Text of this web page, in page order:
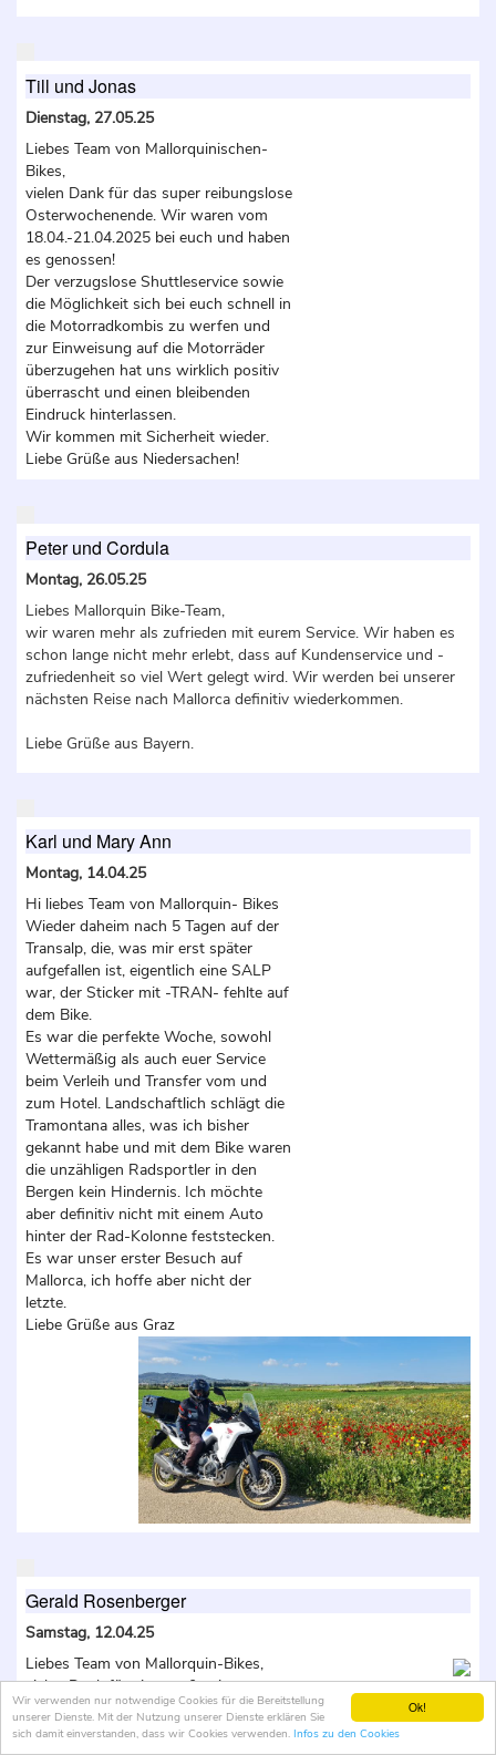
Ok!
Wir verwenden nur notwendige Cookies für die Bereitstellung
unserer Dienste. Mit der Nutzung unserer Dienste erklären Sie
sich damit einverstanden, dass wir Cookies verwenden. Infos zu den Cookies
Till und Jonas
Dienstag, 27.05.25
Liebes Team von Mallorquinischen-
Bikes,
vielen Dank für das super reibungslose
Osterwochenende. Wir waren vom
18.04.-21.04.2025 bei euch und haben
es genossen!
Der verzugslose Shuttleservice sowie
die Möglichkeit sich bei euch schnell in
die Motorradkombis zu werfen und
zur Einweisung auf die Motorräder
überzugehen hat uns wirklich positiv
überrascht und einen bleibenden
Eindruck hinterlassen.
Wir kommen mit Sicherheit wieder.
Liebe Grüße aus Niedersachen!
Peter und Cordula
Montag, 26.05.25
Liebes Mallorquin Bike-Team,
wir waren mehr als zufrieden mit eurem Service. Wir haben es
schon lange nicht mehr erlebt, dass auf Kundenservice und -
zufriedenheit so viel Wert gelegt wird. Wir werden bei unserer
nächsten Reise nach Mallorca definitiv wiederkommen.
Liebe Grüße aus Bayern.
Karl und Mary Ann
Montag, 14.04.25
Hi liebes Team von Mallorquin- Bikes
Wieder daheim nach 5 Tagen auf der
Transalp, die, was mir erst später
aufgefallen ist, eigentlich eine SALP
war, der Sticker mit -TRAN- fehlte auf
dem Bike.
Es war die perfekte Woche, sowohl
Wettermäßig als auch euer Service
beim Verleih und Transfer vom und
zum Hotel. Landschaftlich schlägt die
Tramontana alles, was ich bisher
gekannt habe und mit dem Bike waren
die unzähligen Radsportler in den
Bergen kein Hindernis. Ich möchte
aber definitiv nicht mit einem Auto
hinter der Rad-Kolonne feststecken.
Es war unser erster Besuch auf
Mallorca, ich hoffe aber nicht der
letzte.
Liebe Grüße aus Graz
Gerald Rosenberger
Samstag, 12.04.25
Liebes Team von Mallorquin-Bikes,
vielen Dank für eine großartige
Woche! Ich konnte drei verschiedene
Motorräder testen (1250 GS, Afrika